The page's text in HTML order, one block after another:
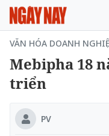
VĂN HÓA DOANH
Mebipha 18
triển
PV